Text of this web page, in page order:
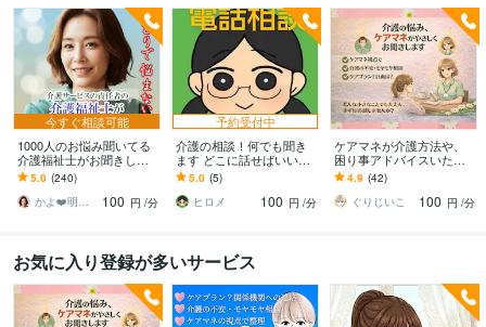
今すぐ相談可能
1000人のお悩み聞いてる
介護福祉士がお聞きしま
す 介護/誰に相談したらい
いの？その疑問や不安、
私が解消します
5.0 (240)
かよ❤️明日が少し楽しみになる場所
100 円 /分
予約受付中
介護の相談！何でも聞き
ます どこに話せばいい？
とりあえず聞いて欲し
い！お気軽にどうぞ！
5.0 (5)
ヒロメ
100 円 /分
ケアマネが介護方法や、
困り事アドバイスいたし
ます ちょっと教えて！介
護のお悩みや疑問、お話
ししましょう⭐︎
4.9 (42)
ぐりじいこ
100 円 /分
お気に入り登録が多いサービス